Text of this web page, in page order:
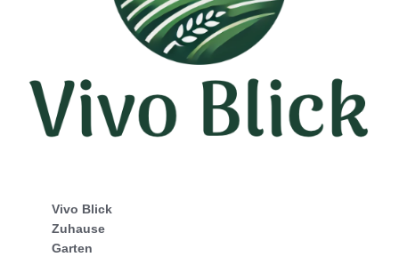
Vivo Blick
Zuhause
Garten